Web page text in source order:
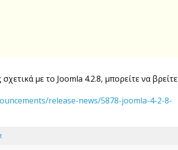
με το Joomla 4.2.8, μπορείτε να βρείτε
release-news/5878-joomla-4-2-8-